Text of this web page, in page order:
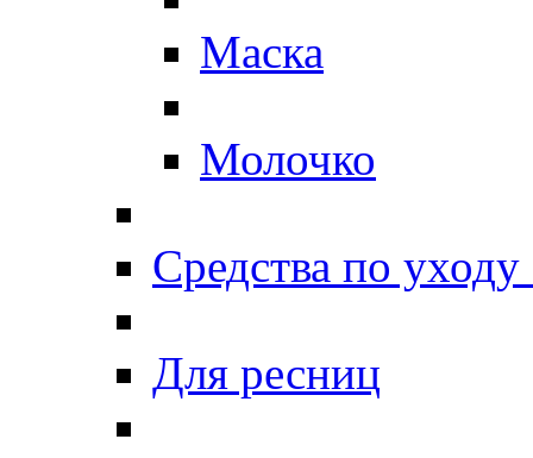
Маска
Молочко
Средства по уходу
Для ресниц